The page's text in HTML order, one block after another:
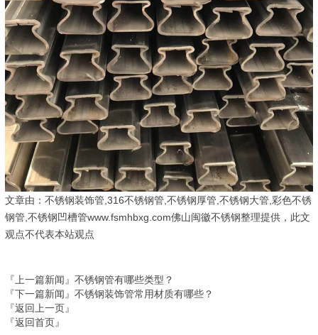
文章由：不锈钢装饰管,316不锈钢管,不锈钢厚管,不锈钢大管,彩色不锈
钢管,不锈钢凹槽管www.fsmhbxg.com佛山闽徽不锈钢整理提供，此文
观点不代表本站观点
『上一篇新闻』 不锈钢管有哪些类型？
『下一篇新闻』 不锈钢装饰管常用材质有哪些？
『返回上一页』
『返回首页』